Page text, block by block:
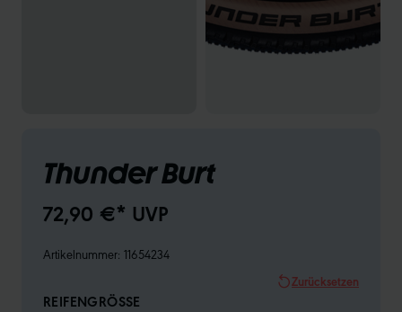
Thunder Burt
72,90 €* UVP
Artikelnummer: 11654234
Zurücksetzen
REIFENGRÖSSE